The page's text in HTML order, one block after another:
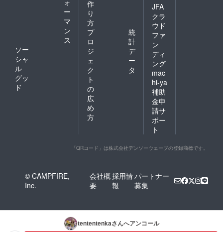
ー
マ
ン
ス
ソー
シャ
ル
グッ
ド
作
り
方
プ
ロ
ジ
ェ
ク
ト
の
広
め
方
統
計
デ
ー
タ
JFA
クラ
ウド
ファ
ン
ディ
ング
mac
hi-ya
補助
金申
請サ
ポー
ト
「QRコード」は株式会社デンソーウェーブの登録商標です。
© CAMPFIRE,
Inc.
会社概
要
採用情
報
パートナー
募集
tententenkaさんへアンコール